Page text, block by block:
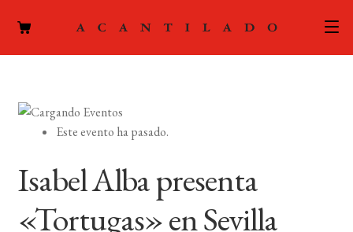
PODCAST
Este evento ha pasado.
Isabel Alba presenta
«Tortugas» en Sevilla